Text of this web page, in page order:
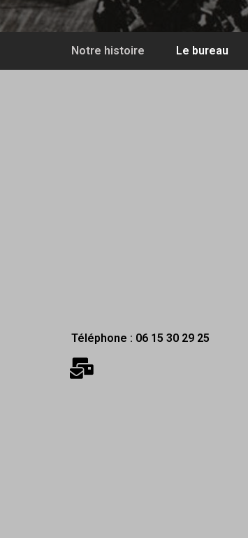
Notre histoire Le bureau
Téléphone : 06 15 30 29 25